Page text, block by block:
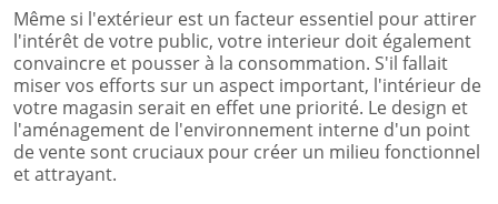
Même si l'extérieur est un facteur essentiel pour attirer
l'intérêt de votre public, votre interieur doit également
convaincre et pousser à la consommation. S'il fallait
miser vos efforts sur un aspect important, l'intérieur de
votre magasin serait en effet une priorité. Le design et
l'aménagement de l'environnement interne d'un point
de vente sont cruciaux pour créer un milieu fonctionnel
et attrayant.